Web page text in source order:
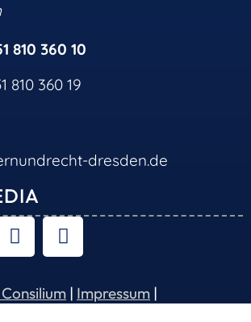
810 360 10
810 360 19
dresden.de
Consilium | Impressum |